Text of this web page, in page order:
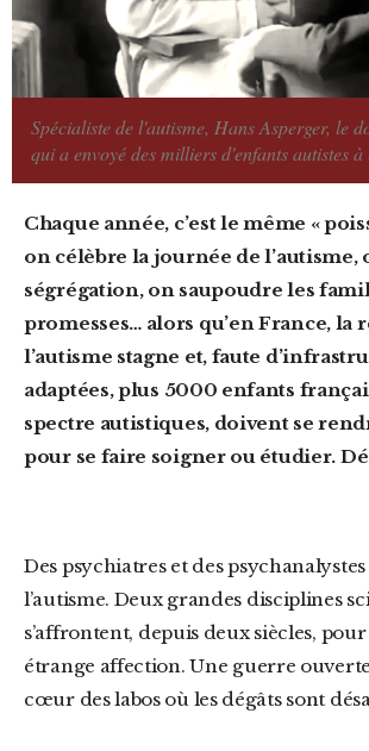
Spécialiste de l'autisme, Hans Asperger, le
qui a envoyé des milliers d'enfants autistes
Chaque année, c’est le même « poisson » d’avril :
on célèbre la journée de l’autisme,
ségrégation, on saupoudre les
promesses… alors qu’en France, la
l’autisme stagne et, faute
adaptées,plus 5000 enfants
spectre autistiques, doivent se
pour se faire soigner ou étudier.
Des psychiatres et des psychanalystes
l’autisme. Deux grandes disciplines
s’affrontent, depuis deux siècles,
étrange affection.Une guerre
cœur des labos où les dégâts sont dé